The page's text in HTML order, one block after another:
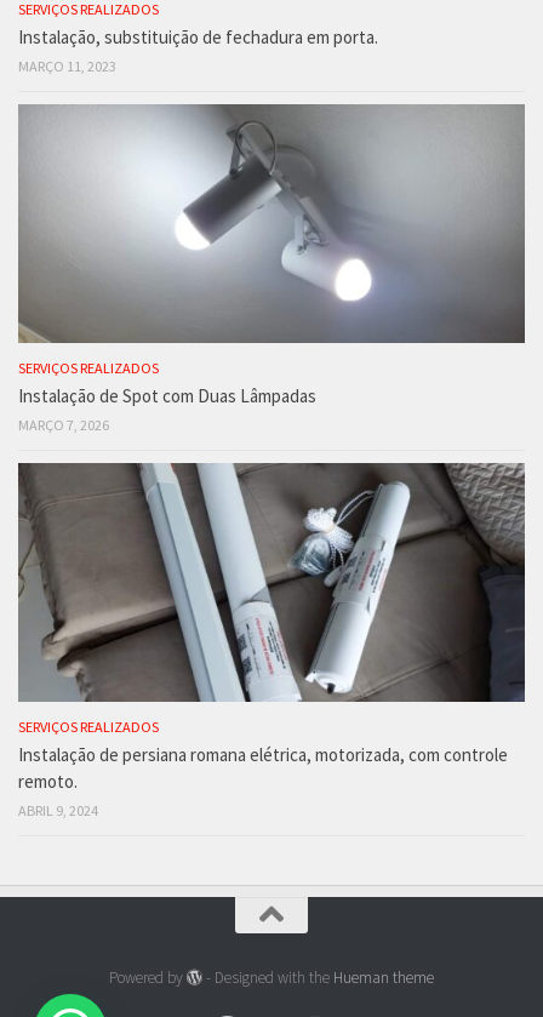
SERVIÇOS REALIZADOS
Instalação, substituição de fechadura em porta.
MARÇO 11, 2023
SERVIÇOS REALIZADOS
Instalação de Spot com Duas Lâmpadas
MARÇO 7, 2026
SERVIÇOS REALIZADOS
Instalação de persiana romana elétrica, motorizada, com controle
remoto.
ABRIL 9, 2024
Powered by - Designed with the Hueman theme